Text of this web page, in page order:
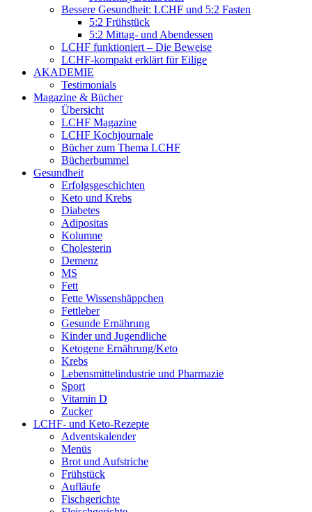
Bessere Gesundheit: LCHF und 5:2 Fasten
5:2 Frühstück
5:2 Mittag- und Abendessen
LCHF funktioniert – Die Beweise
LCHF-kompakt erklärt für Eilige
AKADEMIE
Testimonials
Magazine & Bücher
Übersicht
LCHF Magazine
LCHF Kochjournale
Bücher zum Thema LCHF
Bücherbummel
Gesundheit
Erfolgsgeschichten
Keto und Krebs
Diabetes
Adipositas
Kolumne
Cholesterin
Demenz
MS
Fett
Fette Wissenshäppchen
Fettleber
Gesunde Ernährung
Kinder und Jugendliche
Ketogene Ernährung/Keto
Krebs
Lebensmittelindustrie und Pharmazie
Sport
Vitamin D
Zucker
LCHF- und Keto-Rezepte
Adventskalender
Menüs
Brot und Aufstriche
Frühstück
Aufläufe
Fischgerichte